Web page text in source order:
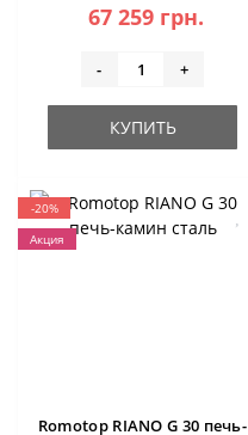
67 259 грн.
- +
КУПИТЬ
-20%
Акция
Romotop RIANO G 30 печь-